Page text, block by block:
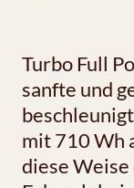
Turbo Full
sanfte und
mit 710 Wh
diese